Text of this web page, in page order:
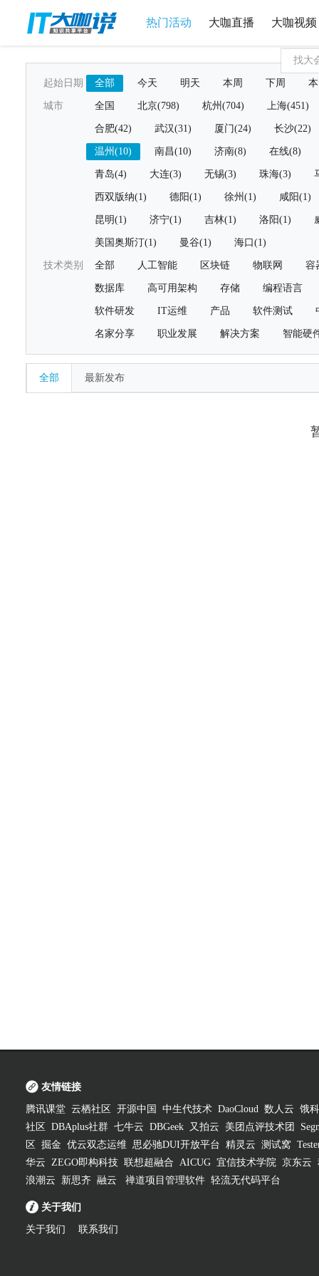
热门活动 大咖直播 大咖视频
起始日期 全部 今天 明天 本周 下周
城市 全国 北京(798) 杭州(704) 上海(451)
合肥(42) 武汉(31) 厦门(24) 长沙(22)
温州(10) 南昌(10) 济南(8) 在线(8)
青岛(4) 大连(3) 无锡(3) 珠海(3)
西双版纳(1) 德阳(1) 徐州(1) 咸阳(1)
昆明(1) 济宁(1) 吉林(1) 洛阳(1)
美国奥斯汀(1) 曼谷(1) 海口(1)
技术类别 全部 人工智能 区块链 物联网 容
数据库 高可用架构 存储 编程语言
软件研发 IT运维 产品 软件测试
名家分享 职业发展 解决方案 智能硬
全部 最新发布
友情链接
腾讯课堂 云栖社区 开源中国 中生代技术 DaoCloud 数人云 饿
社区
DBAplus社群 七牛云 DBGeek 又拍云 美团点评技术团
区
掘金 优云双态运维 思必驰DUI开放平台 精灵云 测试窝
华云 ZEGO即构科技 联想超融合 AICUG 宜信技术学院 京东云
浪潮云
新思齐 融云 禅道项目管理软件 轻流无代码平台
关于我们
关于我们 联系我们